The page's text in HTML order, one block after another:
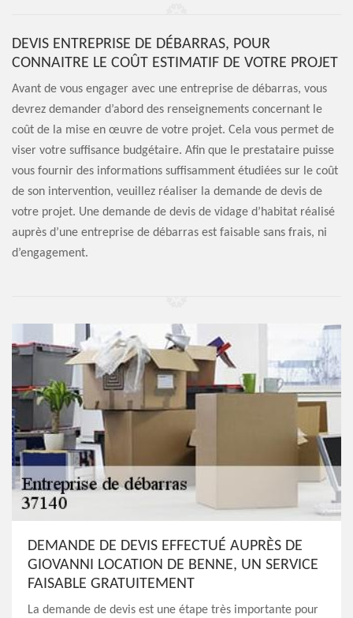
DEVIS ENTREPRISE DE DÉBARRAS, POUR
CONNAITRE LE COÛT ESTIMATIF DE VOTRE PROJET
Avant de vous engager avec une entreprise de débarras, vous
devrez demander d’abord des renseignements concernant le
coût de la mise en œuvre de votre projet. Cela vous permet de
viser votre suffisance budgétaire. Afin que le prestataire puisse
vous fournir des informations suffisamment étudiées sur le coût
de son intervention, veuillez réaliser la demande de devis de
votre projet. Une demande de devis de vidage d’habitat réalisé
auprès d’une entreprise de débarras est faisable sans frais, ni
d’engagement.
DEMANDE DE DEVIS EFFECTUÉ AUPRÈS DE
GIOVANNI LOCATION DE BENNE, UN SERVICE
FAISABLE GRATUITEMENT
La demande de devis est une étape très importante pour